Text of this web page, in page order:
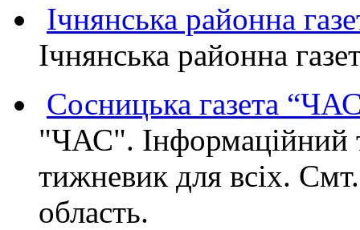
Ічнянська районна
Ічнянська районна
Сосницька газета
"ЧАС". Інформаційний
тижневик для всіх.
область.